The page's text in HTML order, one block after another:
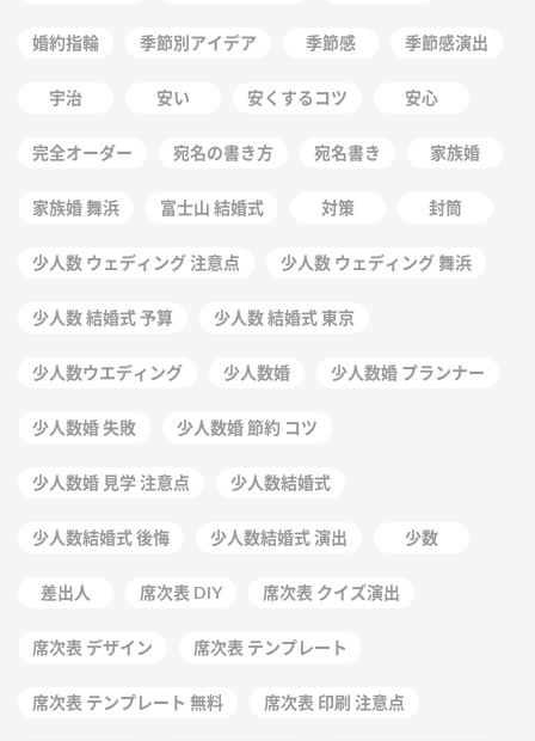
婚約指輪 季節別アイデア 季節感 季節感演出
宇治 安い 安くするコツ 安心
完全オーダー 宛名の書き方 宛名書き 家族婚
家族婚 舞浜 富士山 結婚式 対策 封筒
少人数 ウェディング 注意点 少人数 ウェディング 舞浜
少人数 結婚式 予算 少人数 結婚式 東京
少人数ウエディング 少人数婚 少人数婚 プランナー
少人数婚 失敗 少人数婚 節約 コツ
少人数婚 見学 注意点 少人数結婚式
少人数結婚式 後悔 少人数結婚式 演出 少数
差出人 席次表 DIY 席次表 クイズ演出
席次表 デザイン 席次表 テンプレート
席次表 テンプレート 無料 席次表 印刷 注意点